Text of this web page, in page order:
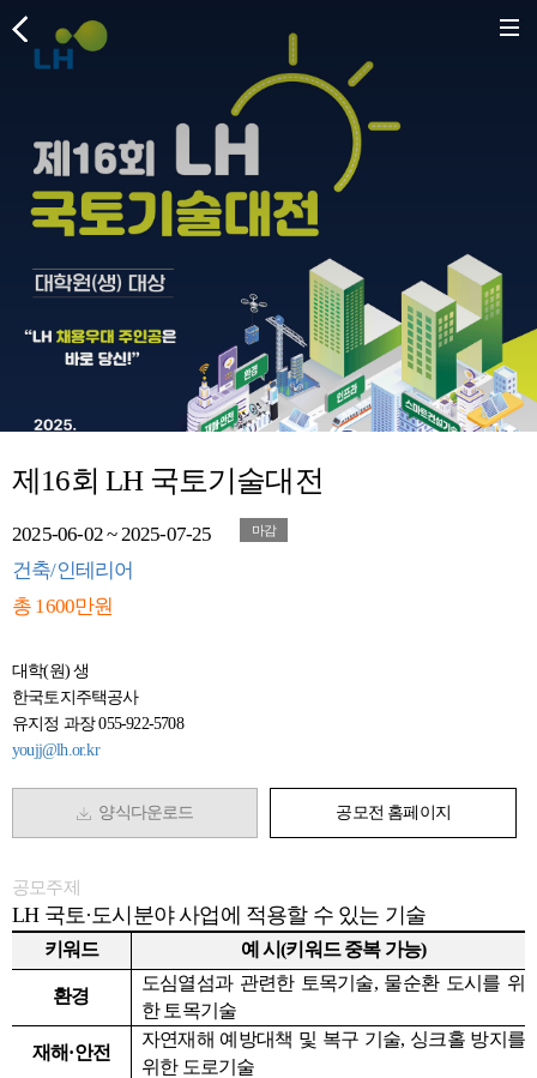
제16회 LH 국토기술대전
2025-06-02 ~ 2025-07-25 마감
건축/인테리어
총 1600만원
대학(원) 생
한국토지주택공사
유지정 과장 055-922-5708
youjj@lh.or.kr
양식다운로드 공모전 홈페이지
공모주제
LH 국토·도시분야 사업에 적용할 수 있는 기술
키워드 예 시(키워드 중복 가능)
환경
도심열섬과 관련한 토목기술, 물순환 도시를 위
한 토목기술
재해·안전
자연재해 예방대책 및 복구 기술, 싱크홀 방지를
위한 도로기술